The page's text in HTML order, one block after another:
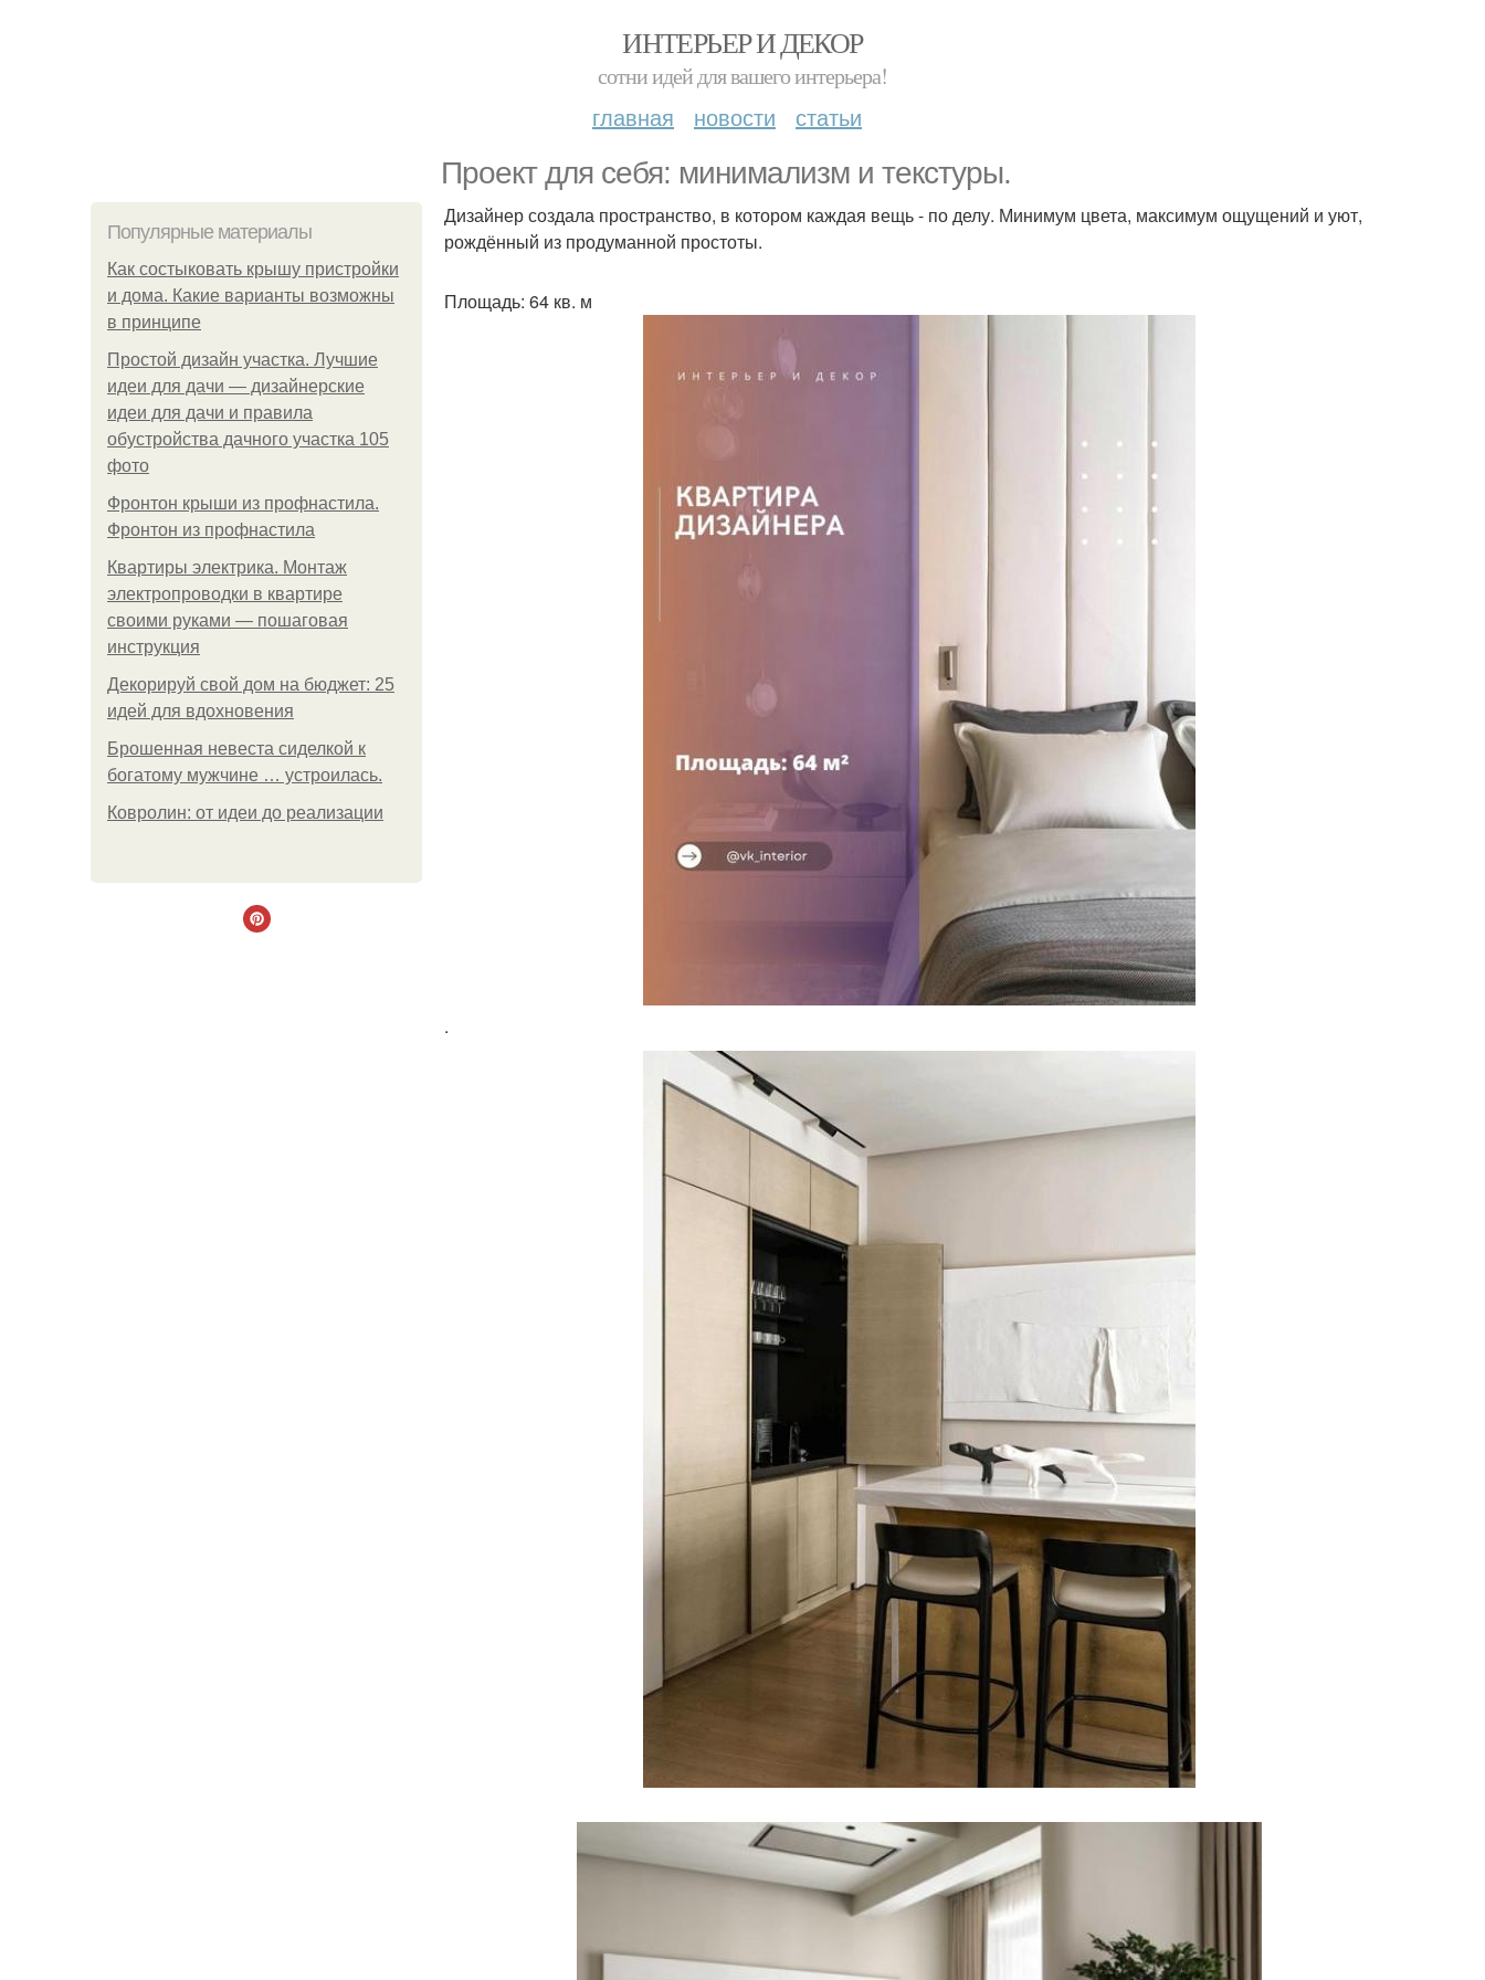
ИНТЕРЬЕР И ДЕКОР
сотни идей для вашего интерьера!
главная новости статьи
Проект для себя: минимализм и текстуры.
Популярные материалы
Как состыковать крышу пристройки
и дома. Какие варианты возможны
в принципе
Простой дизайн участка. Лучшие
идеи для дачи — дизайнерские
идеи для дачи и правила
обустройства дачного участка 105
фото
Фронтон крыши из профнастила.
Фронтон из профнастила
Квартиры электрика. Монтаж
электропроводки в квартире
своими руками — пошаговая
инструкция
Декорируй свой дом на бюджет: 25
идей для вдохновения
Брошенная невеста сиделкой к
богатому мужчине … устроилась.
Ковролин: от идеи до реализации
Дизайнер создала пространство, в котором каждая вещь - по делу. Минимум цвета, максимум ощущений и уют,
рождённый из продуманной простоты.
Площадь: 64 кв. м
.